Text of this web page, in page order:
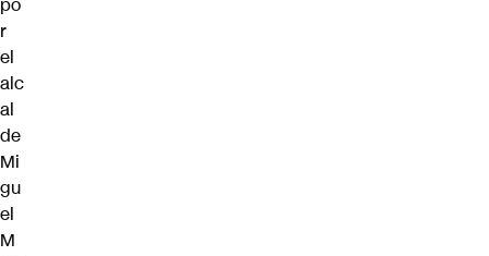
r
el
alc
al
de
Mi
gu
el
M